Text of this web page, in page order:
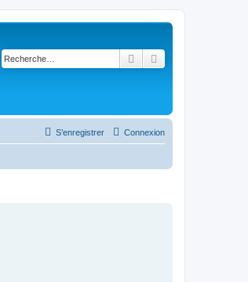
Rechercher
Connexion
S’enregistrer